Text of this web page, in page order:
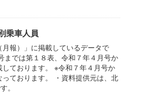
乗車人員
月報）」に掲載しているデータで
までは第１８表、令和７年４月号か
しております。 ※令和７年４月号か
っております。 ・資料提供元は、北
。